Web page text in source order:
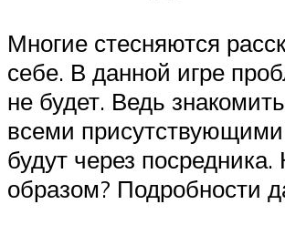
Многие стесняются
себе. В данной игре
не будет. Ведь
всеми присутствующими
будут через посредника.
образом? Подробности